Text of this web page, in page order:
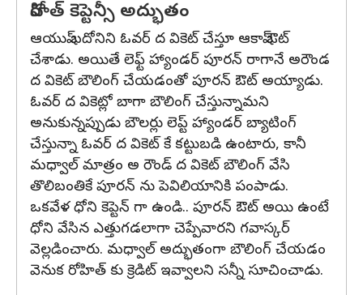
రోహిత్ కెప్టెన్సీ అద్భుతం
ఆయుష్ బదోనిని ఓవర్ ద వికెట్ చేస్తూ ఆకాష్ ఔట్
చేశాడు. అయితే లెఫ్ట్ హ్యాండర్ పూరన్ రాగానే అరౌండ
ద వికెట్ బౌలింగ్ చేయడంతో పూరన్ ఔట్ అయ్యాడు.
ఓవర్ ద వికెట్లో బాగా బౌలింగ్ చేస్తున్నామని
అనుకున్నప్పుడు బౌలర్లు లెప్ట్ హ్యాండర్ బ్యాటింగ్
చేస్తున్నా ఓవర్ ద వికెట్ కే కట్టుబడి ఉంటారు, కానీ
మధ్వాల్ మాత్రం అ రౌండ్ ద వికెట్ బౌలింగ్ వేసి
తొలిబంతికే పూరన్ ను పెవిలియానికి పంపాడు.
ఒకవేళ ధోని కెప్టెన్ గా ఉండి.. పూరన్ ఔట్ అయి ఉంటే
ధోని వేసిన ఎత్తుగడలాగా చెప్పేవారని గవాస్కర్
వెల్లడించారు. మధ్వాల్ అద్భుతంగా బౌలింగ్ చేయడం
వెనుక రోహిత్ కు క్రెడిట్ ఇవ్వాలని సన్నీ సూచించాడు.